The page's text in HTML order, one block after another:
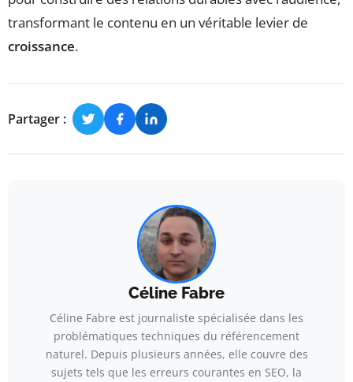
transformant le contenu en un véritable levier de
croissance.
Partager :
Céline Fabre
Céline Fabre est journaliste spécialisée dans les
problématiques techniques du référencement
naturel. Depuis plusieurs années, elle couvre des
sujets tels que les erreurs courantes en SEO, la